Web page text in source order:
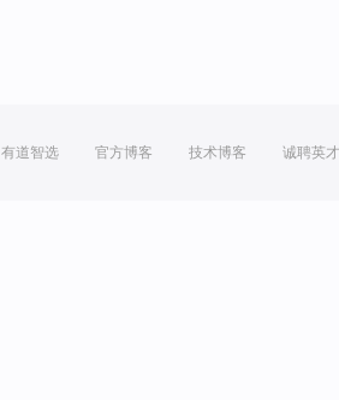
有道智选 官方博客 技术博客 诚聘英才